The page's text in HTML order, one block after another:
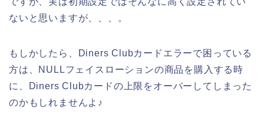
ないと思いますが、、、。
もしかしたら、Diners Clubカードエラーで困っている
方は、NULLフェイスローションの商品を購入する時
に、Diners Clubカードの上限をオーバーしてしまった
のかもしれませんよ♪